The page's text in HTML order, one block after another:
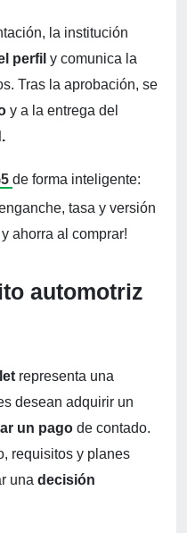
la institución
perfil y comunica la
Tras la aprobación, se
y a la entrega del
de forma inteligente:
tasa y versión
ahorra al comprar!
automotriz
representa una
desean adquirir un
un pago de contado.
requisitos y planes
una decisión